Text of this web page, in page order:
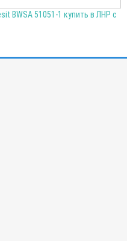
BWSA 51051-1 купить в ЛНР с